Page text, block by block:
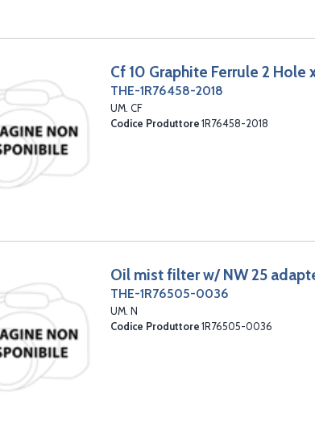
Cf 10 Graphite Ferrule 2 Hole
THE-1R76458-2018
UM. CF
Codice Produttore 1R76458-2018
Oil mist filter w/ NW 25
THE-1R76505-0036
UM. N
Codice Produttore 1R76505-0036